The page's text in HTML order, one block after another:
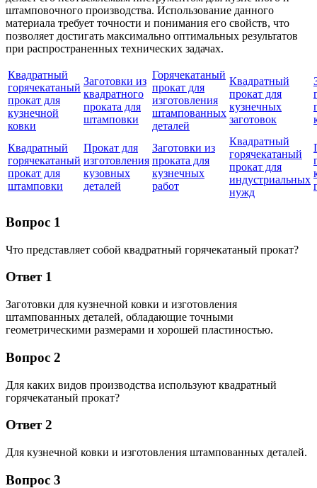
штамповочного производства. Использование данного
материала требует точности и понимания его свойств, что
позволяет достигать максимально оптимальных результатов
при распространенных технических задачах.
Квадратный
горячекатаный
прокат для
кузнечной
ковки
Заготовки из
квадратного
проката для
штамповки
Горячекатаный
прокат для
изготовления
штампованных
деталей
Квадратный
прокат для
кузнечных
заготовок
Квадратный
горячекатаный
прокат для
штамповки
Прокат для
изготовления
кузовных
деталей
Заготовки из
проката для
кузнечных
работ
Квадратный
горячекатаный
прокат для
индустриальных
нужд
Вопрос 1
Что представляет собой квадратный горячекатаный прокат?
Ответ 1
Заготовки для кузнечной ковки и изготовления
штампованных деталей, обладающие точными
геометрическими размерами и хорошей пластиностью.
Вопрос 2
Для каких видов производства используют квадратный
горячекатаный прокат?
Ответ 2
Для кузнечной ковки и изготовления штампованных деталей.
Вопрос 3